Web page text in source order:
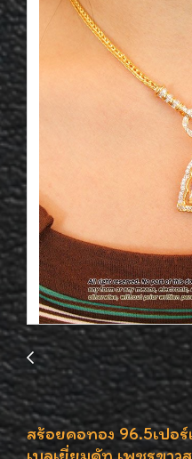
สร้อยคอทอง 96.5เปอ
เบลเยี่ยมคัท เพชรขาว